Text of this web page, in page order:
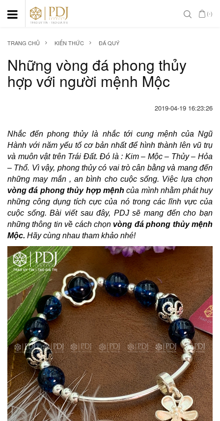
(-)
TRANG CHỦ KIẾN THỨC ĐÁ QUÝ
Những vòng đá phong thủy
hợp với người mệnh Mộc
2019-04-19 16:23:26
Nhắc đến phong thủy là nhắc tới cung mệnh của Ngũ
Hành với năm yếu tố cơ bản nhất để hình thành lên vũ trụ
và muôn vật trên Trái Đất. Đó là : Kim – Mộc – Thủy – Hỏa
– Thổ. Vì vậy, phong thủy có vai trò cân bằng và mang đến
những may mắn , an bình cho cuộc sống. Việc lựa chọn
vòng đá phong thủy hợp mệnh của mình nhằm phát huy
những công dụng tích cực của nó trong các lĩnh vực của
cuộc sống. Bài viết sau đây, PDJ sẽ mang đến cho bạn
những thông tin về cách chọn vòng đá phong thủy mệnh
Mộc. Hãy cùng nhau tham khảo nhé!